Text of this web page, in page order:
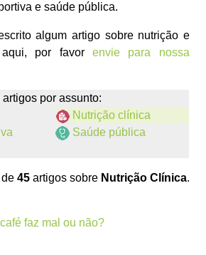
e saúde pública.
algum artigo sobre nutrição e
por favor envie para nossa
por assunto:
Nutrição clínica
Saúde pública
45artigos sobre Nutrição Clínica.
faz mal ou não?